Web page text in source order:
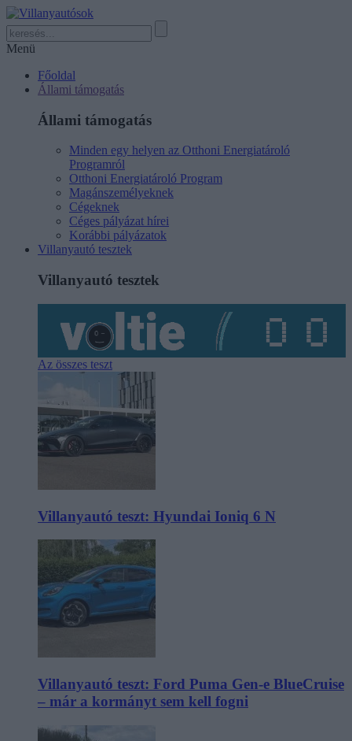
Menü
Főoldal
Állami támogatás
Állami támogatás
Minden egy helyen az Otthoni Energiatároló
Programról
Otthoni Energiatároló Program
Magánszemélyeknek
Cégeknek
Céges pályázat hírei
Korábbi pályázatok
Villanyautó tesztek
Villanyautó tesztek
Az összes teszt
Villanyautó teszt: Hyundai Ioniq 6 N
Villanyautó teszt: Ford Puma Gen-e BlueCruise
– már a kormányt sem kell fogni